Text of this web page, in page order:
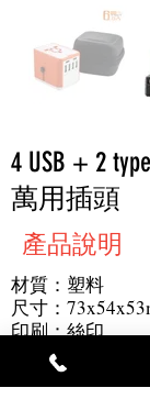
4 USB + 2
萬用插頭
產品說明
材質：塑料
尺寸：
印刷：絲印
最小起訂量：
其他：4USB + 2